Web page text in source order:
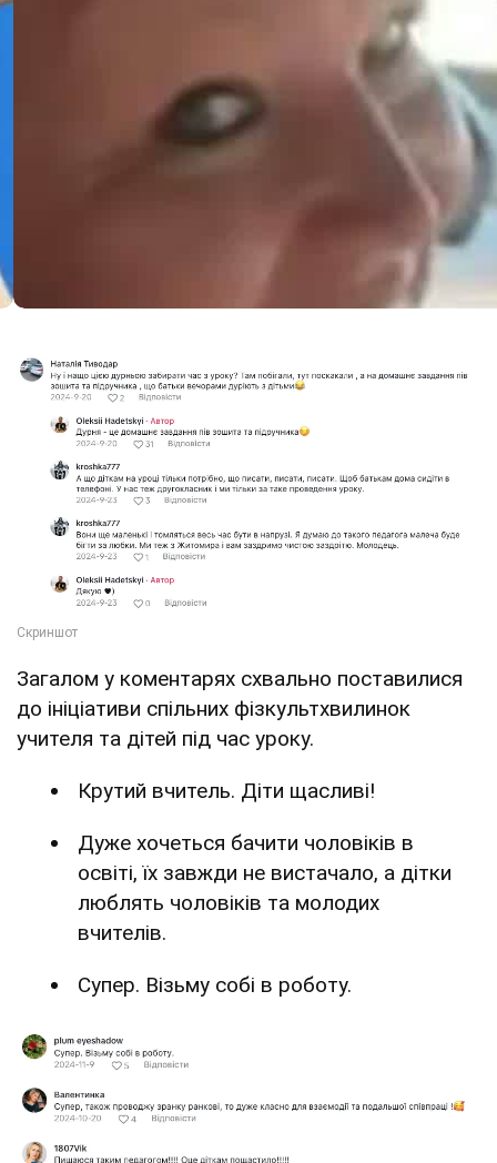
Загалом у коментарях схвально поставилися
до ініціативи спільних фізкультхвилинок
учителя та дітей під час уроку.
Крутий вчитель. Діти щасливі!
Дуже хочеться бачити чоловіків в
освіті, їх завжди не вистачало, а дітки
люблять чоловіків та молодих
вчителів.
Супер. Візьму собі в роботу.